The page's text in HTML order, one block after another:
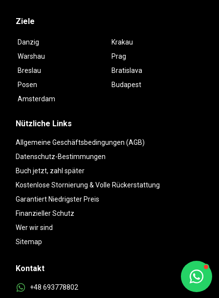
Ziele
Danzig
Krakau
Warshau
Prag
Breslau
Bratislava
Posen
Budapest
Amsterdam
Nützliche Links
Allgemeine Geschäftsbedingungen (AGB)
Datenschutz-Bestimmungen
Buch jetzt, zahl später
Kostenlose Stornierung & Volle Rückerstattung
Garantiert Niedrigster Preis
Finanzieller Schutz
Wer wir sind
Sitemap
Kontakt
+48 693778802